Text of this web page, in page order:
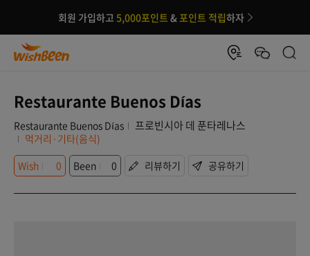
회원 가입하고 5,000포인트 &포인트 적립하자
Restaurante Buenos Días
Restaurante Buenos Días 프로빈시아 데 푼타레나스
먹거리·기타(음식)
Wish
0 Been 0 리뷰하기 공유하기